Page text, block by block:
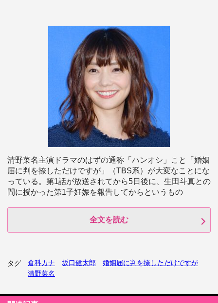
清野菜名主演ドラマのはずの通称「ハンオシ」こと「婚姻
届に判を捺しただけですが」（TBS系）が大変なことにな
っている。第1話が放送されてから5日後に、生田斗真との
間に授かった第1子妊娠を報告してからというもの
全文を読む
タグ 倉科カナ 坂口健太郎
婚姻届に判を捺しただけですが
清野菜名